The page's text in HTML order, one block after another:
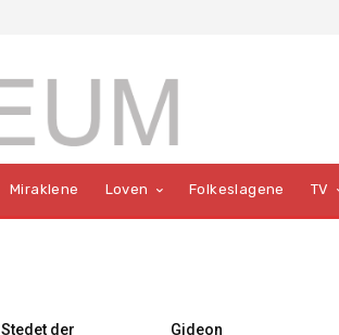
Miraklene Loven Folkeslagene TV
Stedet der
Gideon